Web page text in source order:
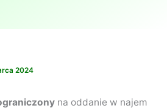
2024
na oddanie w najem